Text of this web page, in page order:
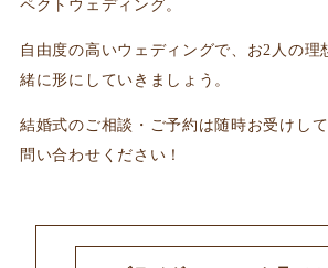
ペクトウェディング。
自由度の高いウェディングで、お2人の理
緒に形にしていきましょう。
結婚式のご相談・ご予約は随時お受けし
問い合わせください！